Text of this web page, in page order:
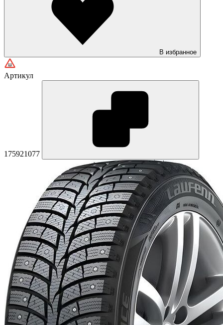
В избранное
Артикул
175921077